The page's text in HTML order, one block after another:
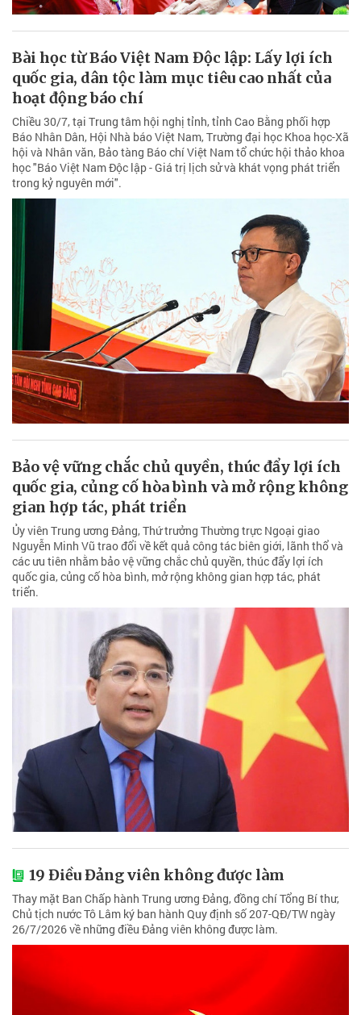
Bài học từ Báo Việt Nam Độc lập: Lấy lợi ích
quốc gia, dân tộc làm mục tiêu cao nhất của
hoạt động báo chí
Chiều 30/7, tại Trung tâm hội nghị tỉnh, tỉnh Cao Bằng phối hợp
Báo Nhân Dân, Hội Nhà báo Việt Nam, Trường đại học Khoa học-Xã
hội và Nhân văn, Bảo tàng Báo chí Việt Nam tổ chức hội thảo khoa
học "Báo Việt Nam Độc lập - Giá trị lịch sử và khát vọng phát triển
trong kỷ nguyên mới".
Bảo vệ vững chắc chủ quyền, thúc đẩy lợi ích
quốc gia, củng cố hòa bình và mở rộng không
gian hợp tác, phát triển
Ủy viên Trung ương Đảng, Thứ trưởng Thường trực Ngoại giao
Nguyễn Minh Vũ trao đổi về kết quả công tác biên giới, lãnh thổ và
các ưu tiên nhằm bảo vệ vững chắc chủ quyền, thúc đẩy lợi ích
quốc gia, củng cố hòa bình, mở rộng không gian hợp tác, phát
triển.
19 Điều Đảng viên không được làm
Thay mặt Ban Chấp hành Trung ương Đảng, đồng chí Tổng Bí thư,
Chủ tịch nước Tô Lâm ký ban hành Quy định số 207-QĐ/TW ngày
26/7/2026 về những điều Đảng viên không được làm.